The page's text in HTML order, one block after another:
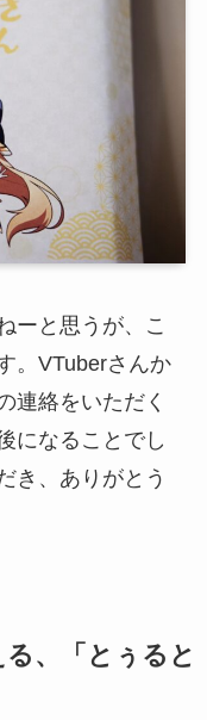
ーと思うが、こ
。VTuberさんか
連絡をいただく
になることでし
き、ありがとう
、「とぅると